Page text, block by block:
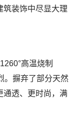
筑装饰中尽显大理
高温烧制
。摒弃了部分天然
通透、更时尚，满